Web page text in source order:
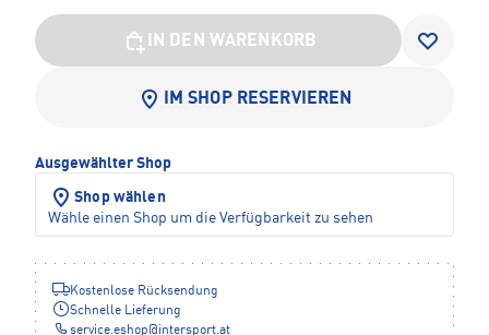
IN DEN WARENKORB
IM SHOP RESERVIEREN
Ausgewählter Shop
Shop wählen
Wähle einen Shop um die Verfügbarkeit zu sehen
Kostenlose Rücksendung
Schnelle Lieferung
service.eshop@intersport.at